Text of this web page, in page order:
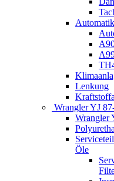
Lenkung
Wrangler YJ
Wrangler
Öle